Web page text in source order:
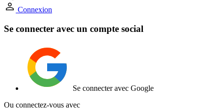
Connexion
Se connecter avec un compte social
Se connecter avec Google
Ou connectez-vous avec